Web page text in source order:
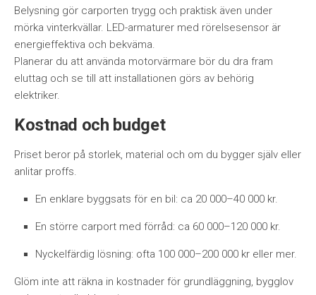
Belysning gör carporten trygg och praktisk även under
mörka vinterkvällar. LED-armaturer med rörelsesensor är
energieffektiva och bekväma.
Planerar du att använda motorvärmare bör du dra fram
eluttag och se till att installationen görs av behörig
elektriker.
Kostnad och budget
Priset beror på storlek, material och om du bygger själv eller
anlitar proffs.
En enklare byggsats för en bil: ca 20 000–40 000 kr.
En större carport med förråd: ca 60 000–120 000 kr.
Nyckelfärdig lösning: ofta 100 000–200 000 kr eller mer.
Glöm inte att räkna in kostnader för grundläggning, bygglov